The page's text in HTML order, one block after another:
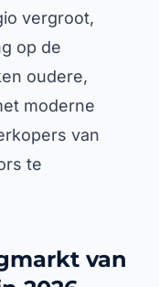
vergroot,
op de
oudere,
moderne
van
te
van